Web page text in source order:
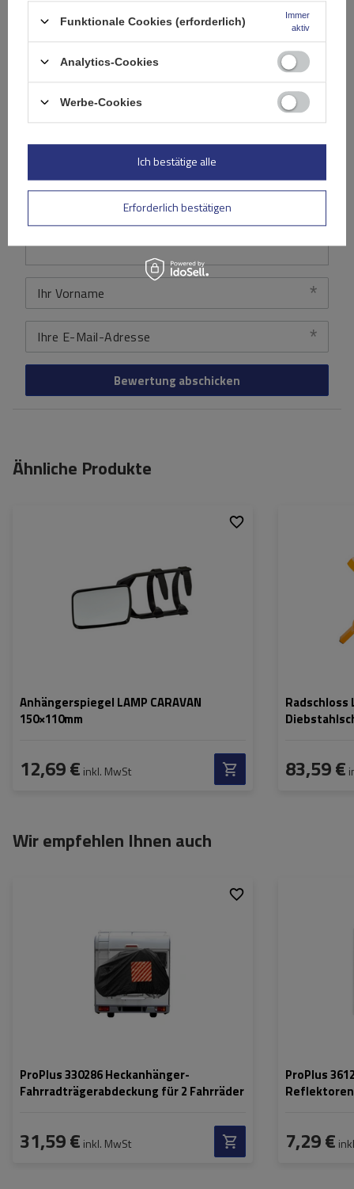
Ihre Note:
Inhalt Ihrer Bewertung
Ihr Produktfoto hinzufügen:
Ihr Vorname
Ihre E-Mail-Adresse
Bewertung abschicken
Ähnliche Produkte
Anhängerspiegel LAMP CARAVAN
150×110mm
12,69 € inkl. MwSt
Radschloss
83,59 €
Wir empfehlen Ihnen auch
ProPlus 330286 Heckanhänger-
Fahrradträgerabdeckung für 2 Fahrräder
31,59 € inkl. MwSt
ProPlus
Reflektoren
7,29 €
Funktionale Cookies (erforderlich)
Immer
aktiv
Analytics-Cookies
Werbe-Cookies
Erforderlich bestätigen
Ich bestätige alle